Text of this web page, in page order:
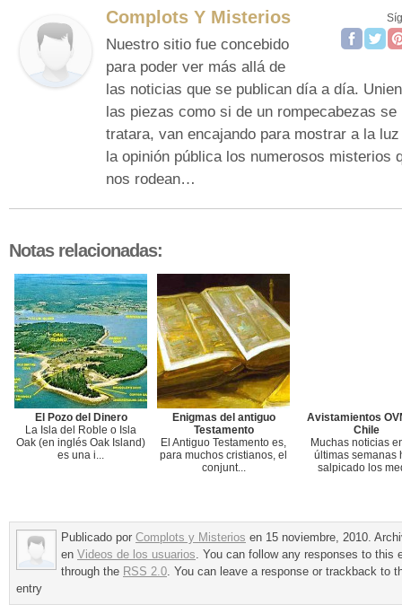
Complots Y Misterios
Nuestro sitio fue concebido
para poder ver más allá de
las noticias que se publican día a día.
las piezas como si de un rompecabezas se
tratara, van encajando para mostrar a la luz
la opinión pública los numerosos misterios
nos rodean…
Notas relacionadas:
El Pozo del Dinero
La Isla del Roble o Isla
Oak (en inglés Oak Island)
es una i...
Enigmas del antiguo
Testamento
El Antiguo Testamento es,
para muchos cristianos, el
conjunt...
Avistamientos
Chile
Muchas noticias
últimas semanas
salpicado los
Publicado por Complots y Misterios en 15 noviembre, 2010.
en Videos de los usuarios . You can follow any responses to this
through the RSS 2.0 . You can leave a response or trackback to
entry